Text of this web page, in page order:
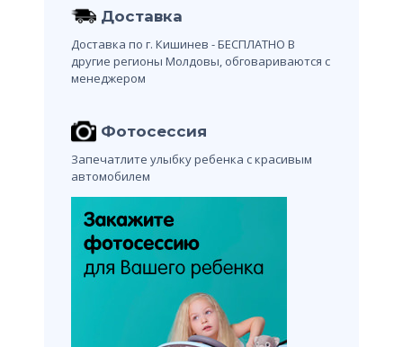
Доставка
Доставка по г. Кишинев - БЕСПЛАТНО В
другие регионы Молдовы, обговариваются с
менеджером
Фотосессия
Запечатлите улыбку ребенка с красивым
автомобилем